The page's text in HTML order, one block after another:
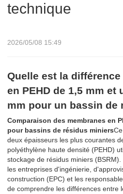
technique
2026/05/08 15:49
Quelle est la
en PEHD de 1,5 mm et
mm pour un bassin de
Comparaison des membranes en
pour bassins de résidus miniers
deux épaisseurs les plus courantes
polyéthylène haute densité (PEHD)
stockage de résidus miniers
les entreprises d'ingénierie,
construction (EPC) et les
de comprendre les différences entre